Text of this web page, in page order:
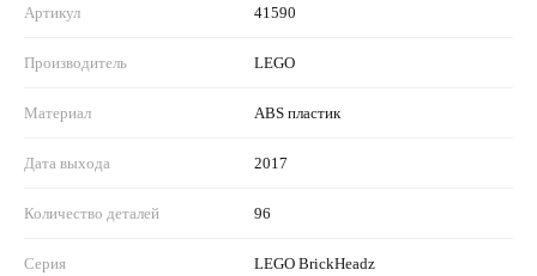
Артикул 41590
Производитель LEGO
Материал ABS пластик
Дата выхода 2017
Количество деталей 96
Серия LEGO BrickHeadz